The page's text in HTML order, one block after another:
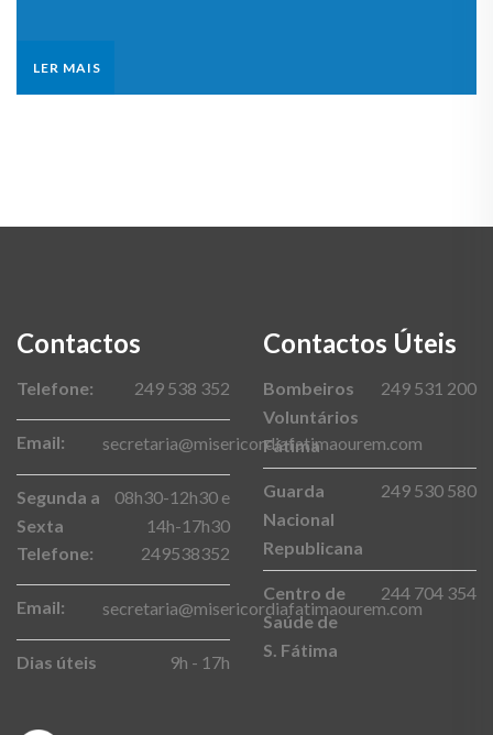
LER MAIS
Contactos
Telefone: 249 538 352
Email: secretaria@misericordiafatimaourem.com
Segunda a
Sexta
08h30-12h30 e
14h-17h30
Telefone:
249538352
Email: secretaria@misericordiafatimaourem.com
Dias úteis 9h - 17h
Contactos Úteis
Bombeiros
Voluntários
Fátima
249 531 200
Guarda
Nacional
Republicana
249 530 580
Centro de
Saúde de
S. Fátima
244 704 354